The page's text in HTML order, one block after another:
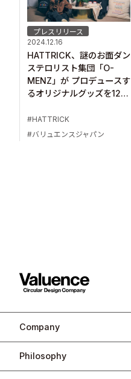
プレスリリース
2024.12.16
HATTRICK、謎のお面ダン
ステロリスト集団「O-
MENZ」が プロデュースす
るオリジナルグッズを12月
HATTRICK
バリュエンスジャパン
Company
Philosophy